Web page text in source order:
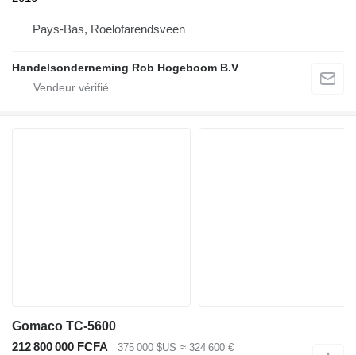
Pays-Bas, Roelofarendsveen
Handelsonderneming Rob Hogeboom B.V
Gomaco TC-5600
212 800 000 FCFA
375 000 $US ≈ 324 600 €